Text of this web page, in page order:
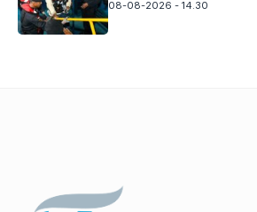
08-08-2026 - 14.30